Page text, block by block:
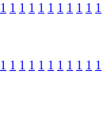
1 1 1 1 1 1 1 1 1 1 1
1 1 1 1 1 1 1 1 1 1 1